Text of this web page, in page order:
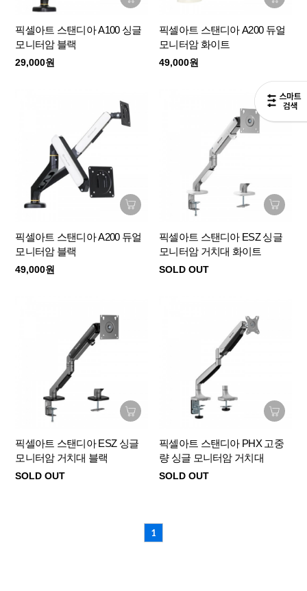
픽셀아트 스탠디아 A100 싱글
모니터암 블랙
29,000원
픽셀아트 스탠디아 A200 듀얼
모니터암 화이트
49,000원
픽셀아트 스탠디아 A200 듀얼
모니터암 블랙
49,000원
픽셀아트 스탠디아 ESZ 싱글
모니터암 거치대 화이트
SOLD OUT
픽셀아트 스탠디아 ESZ 싱글
모니터암 거치대 블랙
SOLD OUT
픽셀아트 스탠디아 PHX 고중
량 싱글 모니터암 거치대
SOLD OUT
1